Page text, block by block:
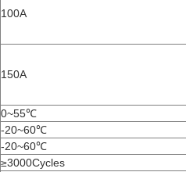
100A
150A
0~55℃
-20~60℃
-20~60℃
≥3000Cycles